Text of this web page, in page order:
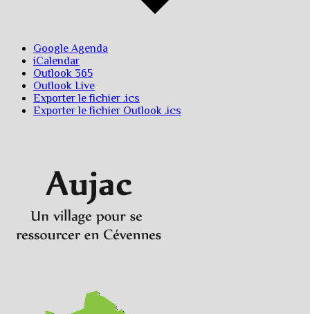
Google Agenda
iCalendar
Outlook 365
Outlook Live
Exporter le fichier .ics
Exporter le fichier Outlook .ics